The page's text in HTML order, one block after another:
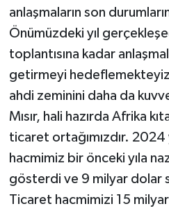
anlaşmaların son
Önümüzdeki yıl
toplantısına kadar
getirmeyi
ahdi zeminini daha da
Mısır, hali hazırda Afrika
ticaret ortağımızdır. 2024
hacmimiz bir önceki yıla
gösterdi ve 9 milyar dolar
Ticaret hacmimizi 15